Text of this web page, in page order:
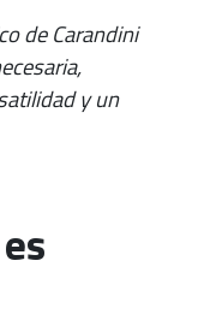
de Carandini
y un